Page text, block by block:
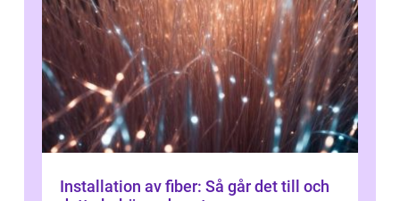
Installation av fiber: Så går det till och